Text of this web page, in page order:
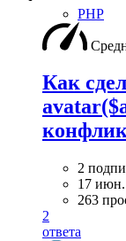
PHP
Как
2
17 июн.
263
2
ответа